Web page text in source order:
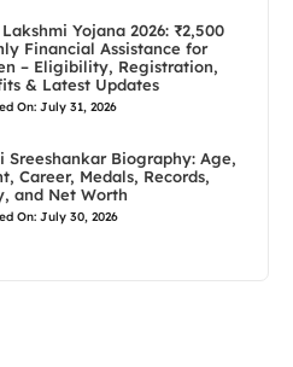
Yojana 2026: ₹2,500
Financial Assistance for
– Eligibility, Registration,
& Latest Updates
On: July 31, 2026
Sreeshankar Biography: Age,
Career, Medals, Records,
and Net Worth
On: July 30, 2026